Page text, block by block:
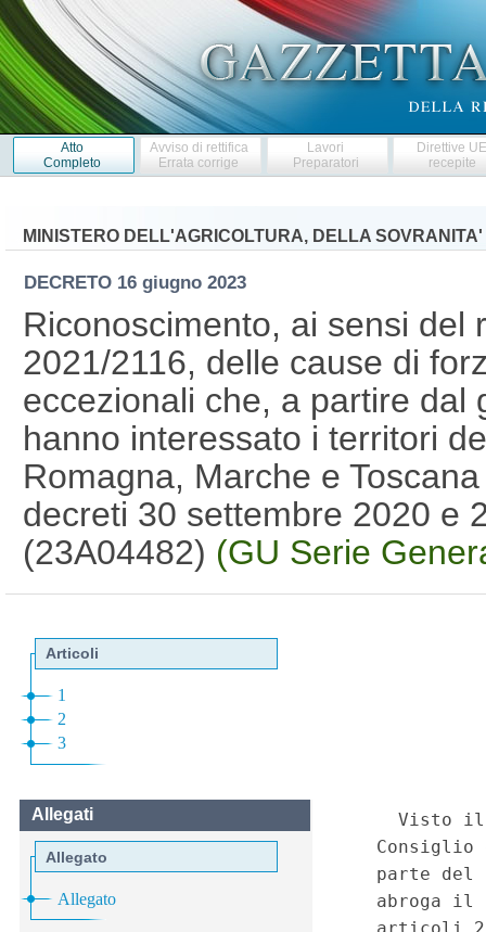
Atto
Completo
Avviso di rettifica
Errata corrige
Lavori
Preparatori
Direttive
recepite
MINISTERO DELL'AGRICOLTURA, DELLA
DECRETO 16 giugno 2023
Riconoscimento, ai sensi del
2021/2116, delle cause di
eccezionali che, a partire dal
hanno interessato i territori
Romagna, Marche e
decreti 30 settembre 2020 e
(23A04482) (GU Serie